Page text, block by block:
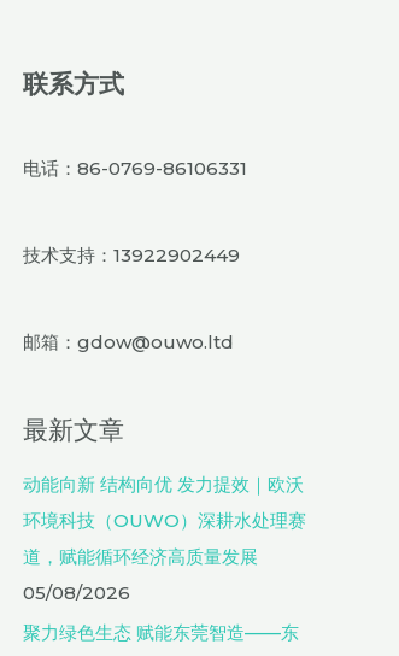
联系方式
电话：86-0769-86106331
技术支持：13922902449
邮箱：gdow@ouwo.ltd
最新文章
动能向新 结构向优 发力提效｜欧沃
环境科技（OUWO）深耕水处理赛
道，赋能循环经济高质量发展
05/08/2026
聚力绿色生态 赋能东莞智造——东